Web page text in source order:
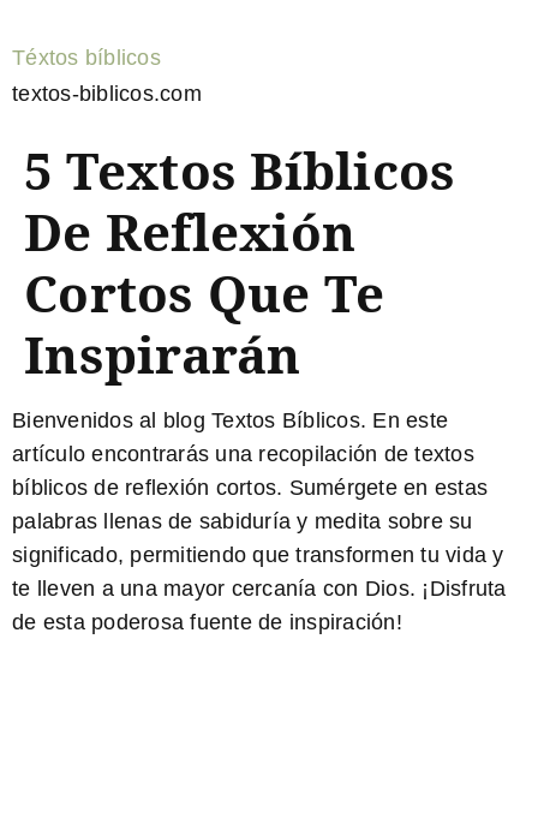
Téxtos bíblicos
textos-biblicos.com
5 Textos Bíblicos
De Reflexión
Cortos Que Te
Inspirarán
Bienvenidos al blog Textos Bíblicos. En este
artículo encontrarás una recopilación detextos
bíblicos de reflexión cortos. Sumérgete en estas
palabras llenas de sabiduría y medita sobre su
significado, permitiendo que transformen tu vida y
te lleven a una mayor cercanía con Dios. ¡Disfruta
de esta poderosa fuente de inspiración!